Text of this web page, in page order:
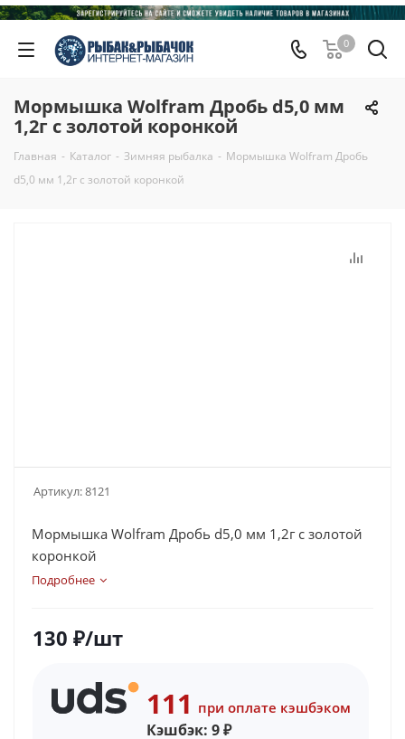
0
Мормышка Wolfram Дробь d5,0 мм
1,2г с золотой коронкой
Главная - Каталог - Зимняя рыбалка - Мормышка Wolfram Дробь
d5,0 мм 1,2г с золотой коронкой
Артикул:8121
Мормышка Wolfram Дробь d5,0 мм 1,2г с золотой
коронкой
Подробнее
130 ₽/шт
111 при оплате кэшбэком
Кэшбэк: 9₽